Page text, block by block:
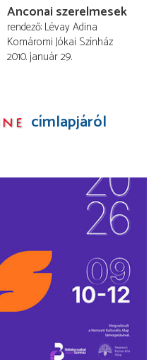
Anconai szerelmesek
rendező Lévay Adina
Komáromi Jókai Színház
2010. január 29.
címlapjáról